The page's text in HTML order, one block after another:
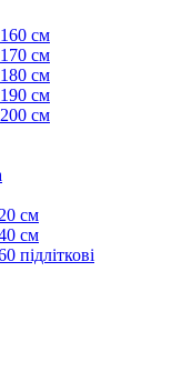
см
см
см
см
см
см
см
підліткові